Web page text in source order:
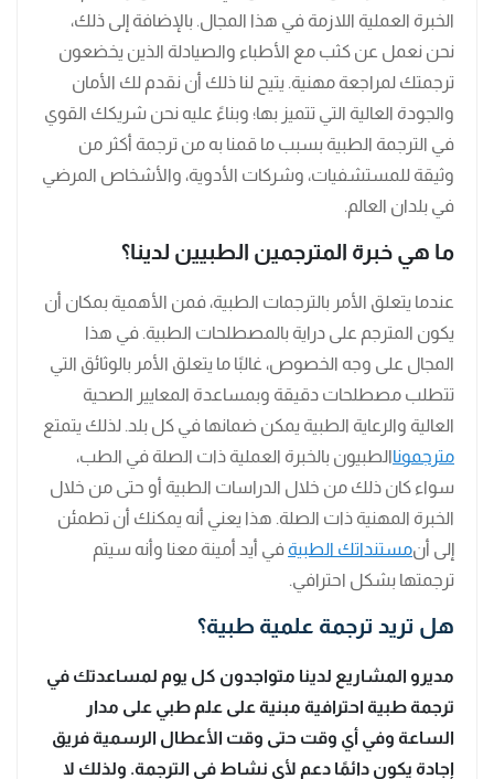
الخبرة العملية اللازمة في هذا المجال. بالإضافة إلى ذلك،
نحن نعمل عن كثب مع الأطباء والصيادلة الذين يخضعون
ترجمتك لمراجعة مهنية. يتيح لنا ذلك أن نقدم لك الأمان
والجودة العالية التي تتميز بها؛ وبناءً عليه نحن شريكك القوي
في الترجمة الطبية بسبب ما قمنا به من ترجمة أكثر من
وثيقة للمستشفيات، وشركات الأدوية، والأشخاص المرضي
في بلدان العالم.
ما هي خبرة المترجمين الطبيين لدينا؟
عندما يتعلق الأمر بالترجمات الطبية، فمن الأهمية بمكان أن
يكون المترجم على دراية بالمصطلحات الطبية. في هذا
المجال على وجه الخصوص، غالبًا ما يتعلق الأمر بالوثائق التي
تتطلب مصطلحات دقيقة وبمساعدة المعايير الصحية
العالية والرعاية الطبية يمكن ضمانها في كل بلد. لذلك يتمتع
مترجموناالطبيون بالخبرة العملية ذات الصلة في الطب،
سواء كان ذلك من خلال الدراسات الطبية أو حتى من خلال
الخبرة المهنية ذات الصلة. هذا يعني أنه يمكنك أن تطمئن
إلى أنمستنداتك الطبية في أيد أمينة معنا وأنه سيتم
ترجمتها بشكل احترافي.
هل تريد ترجمة علمية طبية؟
مديرو المشاريع لدينا متواجدون كل يوم لمساعدتك في
ترجمة طبية احترافية مبنية على علم طبي على مدار
الساعة وفي أي وقت حتى وقت الأعطال الرسمية فريق
إجادة يكون دائمًا دعم لأي نشاط في الترجمة. ولذلك لا